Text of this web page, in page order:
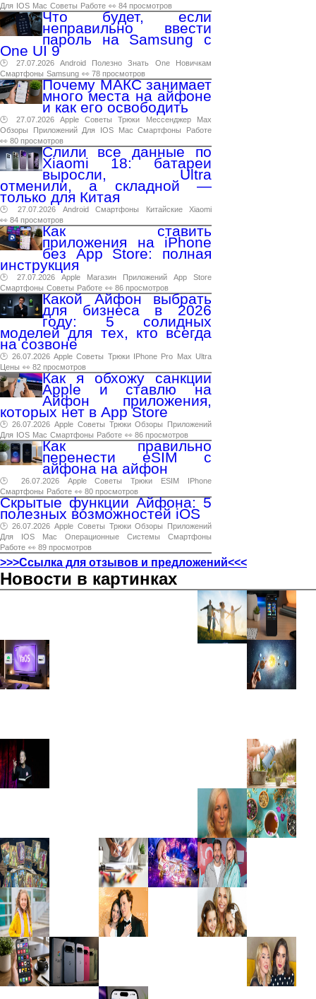
Для IOS Mac Советы Работе 👀 84 просмотров
Что будет, если
неправильно ввести
пароль на Samsung с
One UI 9
🕑 27.07.2026 Android Полезно Знать One
Новичкам
Смартфоны Samsung 👀 78 просмотров
Почему МАКС занимает
много места на айфоне
и как его освободить
🕑 27.07.2026 Apple Советы Трюки Мессенджер
Max
Обзоры
Приложений Для IOS Mac Смартфоны
Работе
👀 80 просмотров
Слили все данные по
Xiaomi 18: батареи
выросли, Ultra
отменили, а складной —
только для Китая
🕑 27.07.2026 Android Смартфоны Китайские
Xiaomi
👀 84 просмотров
Как ставить
приложения на iPhone
без App Store: полная
инструкция
🕑 27.07.2026 Apple Магазин Приложений App
Store
Смартфоны Советы Работе 👀 86 просмотров
Какой Айфон выбрать
для бизнеса в 2026
году: 5 солидных
моделей для тех, кто всегда
на созвоне
🕑 26.07.2026 Apple Советы Трюки IPhone Pro Max Ultra
Цены 👀 82 просмотров
Как я обхожу санкции
Apple и ставлю на
Айфон приложения,
которых нет в App Store
🕑 26.07.2026 Apple Советы Трюки Обзоры
Приложений
Для IOS Mac Смартфоны Работе 👀 86 просмотров
Как правильно
перенести eSIM с
айфона на айфон
🕑 26.07.2026 Apple Советы Трюки ESIM
IPhone
Смартфоны Работе 👀 80 просмотров
Скрытые функции Айфона: 5
полезных возможностей iOS
🕑 26.07.2026 Apple Советы Трюки Обзоры
Приложений
Для
IOS Mac Операционные Системы
Смартфоны
Работе 👀 89 просмотров
>>>Ссылка для отзывов и предложений<<<
Новости в картинках